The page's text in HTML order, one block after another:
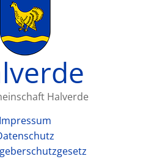
Halverde
Impressum